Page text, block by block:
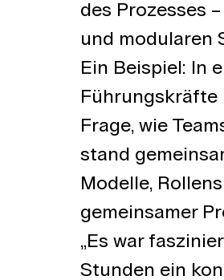
des Prozesses
und modularen
Ein Beispiel: In
Führungskräfte
Frage, wie
stand
Modelle,
gemeinsamer
„Es war
Stunden ein